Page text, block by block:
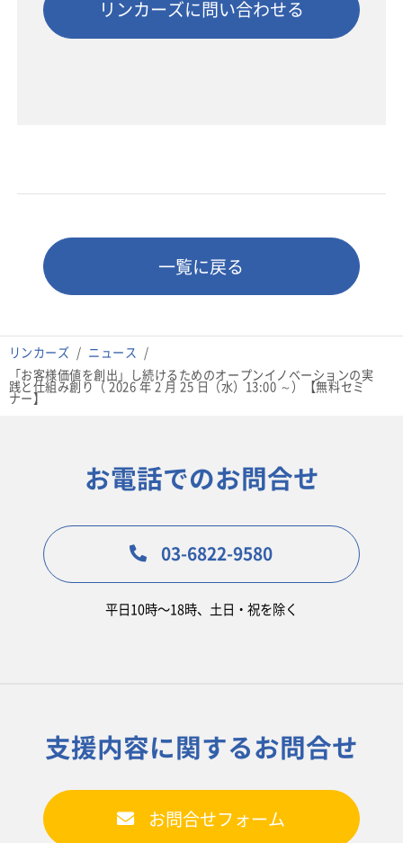
リンカーズ
ニュース
「お客様価値を創出」し続けるためのオープンイノベーションの実
践と仕組み創り（ 2026 年 2 月 25 日（水）13:00 ～）【無料セミ
ナー】
リンカーズに問い合わせる
一覧に戻る
お電話でのお問合せ
03-6822-9580
平日10時〜18時、土日・祝を除く
支援内容に関するお問合せ
お問合せフォーム